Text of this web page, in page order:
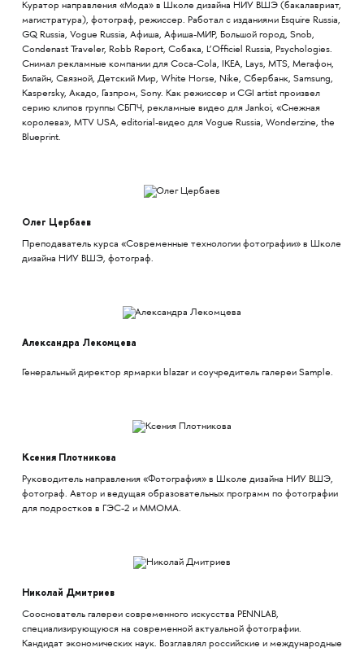
Куратор направления «Мода» в Школе дизайна НИУ ВШЭ (бакалавриат,
магистратура), фотограф, режиссер. Работал с изданиями Esquire Russia,
GQ Russia, Vogue Russia, Афиша, Афиша-МИР, Большой город, Snob,
Condenast Traveler, Robb Report, Собака, L’Officiel Russia, Psychologies.
Снимал рекламные компании для Coca-Cola, IKEA, Lays, MTS, Мегафон,
Билайн, Связной, Детский Мир, White Horse, Nike, Сбербанк, Samsung,
Kaspersky, Акадо, Газпром, Sony. Как режиссер и CGI artist произвел
серию клипов группы СБПЧ, рекламные видео для Jankoi, «Снежная
королева», MTV USA, editorial-видео для Vogue Russia, Wonderzine, the
Blueprint.
Олег Цербаев
Преподаватель курса «Современные технологии фотографии» в Школе
дизайна НИУ ВШЭ, фотограф.
Александра Лекомцева
​​​​​​Генеральный директор ярмарки blazar и соучредитель галереи Sample.
Ксения Плотникова
Руководитель направления «Фотография» в Школе дизайна НИУ ВШЭ,
фотограф. Автор и ведущая образовательных программ по фотографии
для подростков в ГЭС-2 и ММОМА.
Николай Дмитриев
Сооснователь галереи современного искусства PENNLAB,
специализирующуюся на современной актуальной фотографии.
Кандидат экономических наук. Возглавлял российские и международные